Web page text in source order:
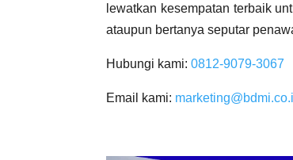
lewatkan kesempatan terbaik
ataupun bertanya seputar
Hubungi kami:0812-9079-3067
Email kami: